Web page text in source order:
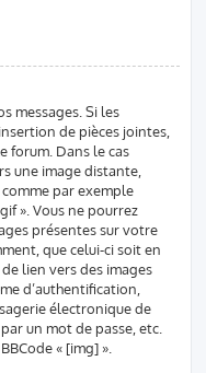
messages. Si les
de pièces jointes,
forum. Dans le cas
une image distante,
par exemple
». Vous ne pourrez
présentes sur votre
que celui-ci soit en
lien vers des images
d’authentification,
électronique de
un mot de passe, etc.
« [img] ».